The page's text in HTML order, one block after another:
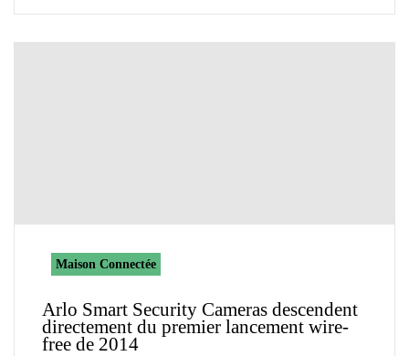
Maison Connectée
Arlo Smart Security Cameras descendent
directement du premier lancement wire-
free de 2014